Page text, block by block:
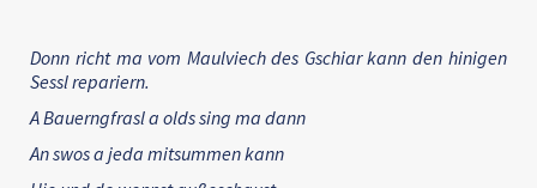
Donn richt ma vom Maulviech des Gschiar kann den hinigen
Sessl repariern.
A Bauerngfrasl a olds sing ma dann
An swos a jeda mitsummen kann